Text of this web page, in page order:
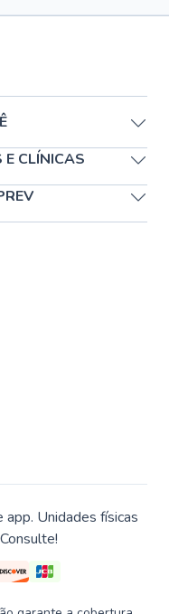
CLÍNICAS
app. Unidades físicas